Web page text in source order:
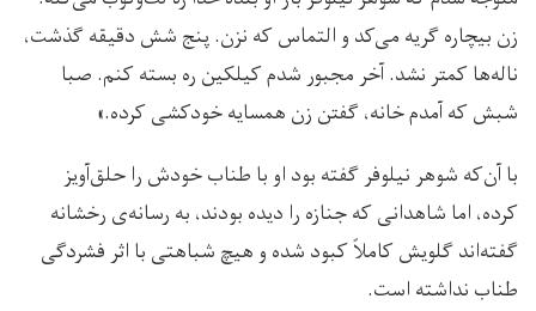
زن بیچاره گریه می‌کد و التماس که نزن. پنج شش دقیقه گذشت،
ناله‌ها کمتر نشد. آخر مجبور شدم کیلکین ره بسته کنم. صبا
شبش که آمدم خانه، گفتن زن همسایه خودکشی کرده.»
با آن‌که شوهر نیلوفر گفته بود او با طناب خودش را حلق‌آویز
کرده، اما شاهدانی که جنازه را دیده بودند، به رسانه‌ی رخشانه
گفته‌اند گلویش کاملاً کبود شده و هیچ شباهتی با اثر فشردگی
طناب نداشته است.